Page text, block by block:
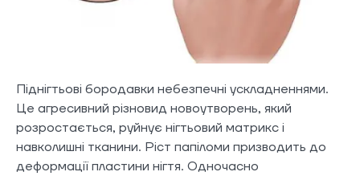
Піднігтьові бородавки небезпечні ускладненнями.
Це агресивний різновид новоутворень, який
розростається, руйнує нігтьовий матрикс і
навколишні тканини. Ріст папіломи призводить до
деформації пластини нігтя. Одночасно